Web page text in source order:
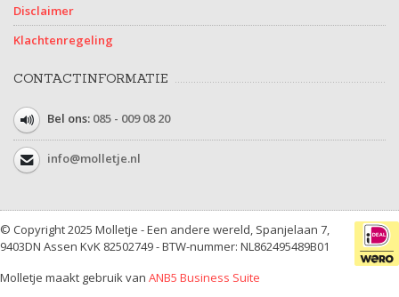
Disclaimer
Klachtenregeling
CONTACTINFORMATIE
Bel ons: 085 - 009 08 20
info@molletje.nl
© Copyright 2025 Molletje - Een andere wereld, Spanjelaan 7,
9403DN Assen KvK 82502749 - BTW-nummer: NL862495489B01
Molletje maakt gebruik van ANB5 Business Suite